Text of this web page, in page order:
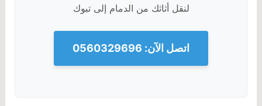
لنقل أثاثك من الدمام إلى تبوك
اتصل الآن: 0560329696